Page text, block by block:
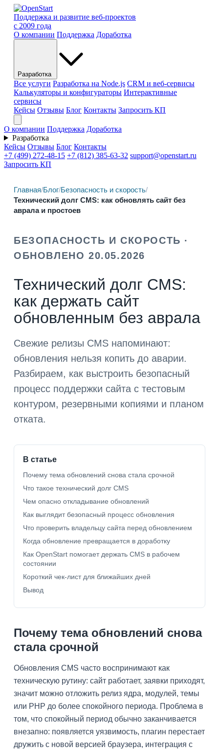
Поддержка и развитие веб-проектов
с 2009 года
О компании Поддержка Доработка
Разработка
Все услуги Разработка на Node.js CRM и веб-сервисы
Калькуляторы и конфигураторы Интерактивные
сервисы
Кейсы Отзывы Блог Контакты Запросить КП
О компании Поддержка Доработка
Разработка
Кейсы Отзывы Блог Контакты
+7 (499) 272-48-15 +7 (812) 385-63-32 support@openstart.ru
Запросить КП
Главная/Блог/Безопасность и скорость/
Технический долг CMS: как обновлять сайт без
аврала и простоев
БЕЗОПАСНОСТЬ И СКОРОСТЬ ·
ОБНОВЛЕНО 20.05.2026
Технический долг CMS:
как держать сайт
обновленным без аврала
Свежие релизы CMS напоминают:
обновления нельзя копить до аварии.
Разбираем, как выстроить безопасный
процесс поддержки сайта с тестовым
контуром, резервными копиями и планом
отката.
В статье
Почему тема обновлений снова стала срочной
Что такое технический долг CMS
Чем опасно откладывание обновлений
Как выглядит безопасный процесс обновления
Что проверить владельцу сайта перед обновлением
Когда обновление превращается в доработку
Как OpenStart помогает держать CMS в рабочем
состоянии
Короткий чек-лист для ближайших дней
Вывод
Почему тема обновлений снова
стала срочной
Обновления CMS часто воспринимают как
техническую рутину: сайт работает, заявки приходят,
значит можно отложить релиз ядра, модулей, темы
или PHP до более спокойного периода. Проблема в
том, что спокойный период обычно заканчивается
внезапно: появляется уязвимость, плагин перестает
дружить с новой версией браузера, интеграция с